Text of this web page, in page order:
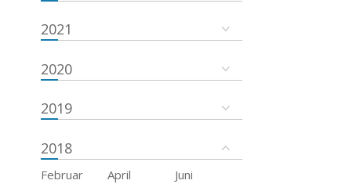
2021
2020
2019
2018
Februar April
Juni